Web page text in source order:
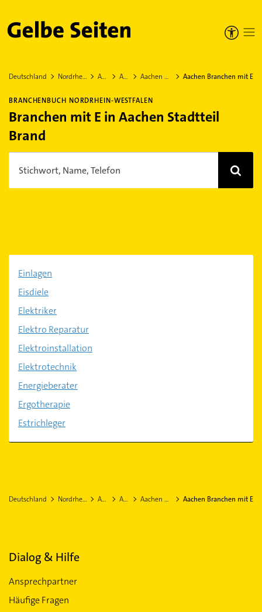
Gelbe Seiten
Deutschland Nordrhein-Westfalen Aachen Aachen Aachen Stadtteil Brand Aachen Branchen mit E
BRANCHENBUCH NORDRHEIN-WESTFALEN
Branchen mit E in Aachen Stadtteil
Brand
Stichwort, Name, Telefon
Einlagen
Eisdiele
Elektriker
Elektro Reparatur
Elektroinstallation
Elektrotechnik
Energieberater
Ergotherapie
Estrichleger
Deutschland Nordrhein-Westfalen Aachen Aachen Aachen Stadtteil Brand Aachen Branchen mit E
Dialog & Hilfe
Ansprechpartner
Häufige Fragen